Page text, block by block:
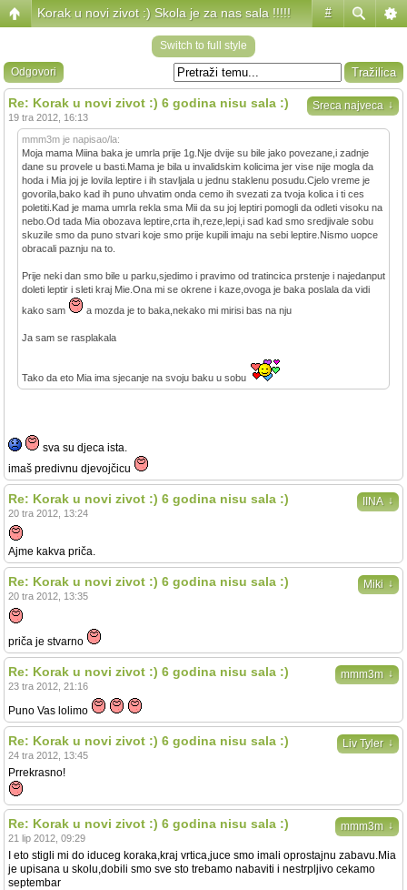
#
Korak u novi zivot :) Skola je za nas sala !!!!!
Switch to full style
Odgovori
Sreca najveca ↓
Re: Korak u novi zivot :) 6 godina nisu sala :)
19 tra 2012, 16:13
mmm3m je napisao/la:
Moja mama Miina baka je umrla prije 1g.Nje dvije su bile jako povezane,i zadnje
dane su provele u basti.Mama je bila u invalidskim kolicima jer vise nije mogla da
hoda i Mia joj je lovila leptire i ih stavljala u jednu staklenu posudu.Cjelo vreme je
govorila,bako kad ih puno uhvatim onda cemo ih svezati za tvoja kolica i ti ces
poletiti.Kad je mama umrla rekla sma Mii da su joj leptiri pomogli da odleti visoku na
nebo.Od tada Mia obozava leptire,crta ih,reze,lepi,i sad kad smo sredjivale sobu
skuzile smo da puno stvari koje smo prije kupili imaju na sebi leptire.Nismo uopce
obracali paznju na to.
Prije neki dan smo bile u parku,sjedimo i pravimo od tratincica prstenje i najedanput
doleti leptir i sleti kraj Mie.Ona mi se okrene i kaze,ovoga je baka poslala da vidi
kako sam
a mozda je to baka,nekako mi mirisi bas na nju
Ja sam se rasplakala
Tako da eto Mia ima sjecanje na svoju baku u sobu
sva su djeca ista.
imaš predivnu djevojčicu
IINA ↓
Re: Korak u novi zivot :) 6 godina nisu sala :)
20 tra 2012, 13:24
Ajme kakva priča.
Miki ↓
Re: Korak u novi zivot :) 6 godina nisu sala :)
20 tra 2012, 13:35
priča je stvarno
mmm3m ↓
Re: Korak u novi zivot :) 6 godina nisu sala :)
23 tra 2012, 21:16
Puno Vas lolimo
Liv Tyler ↓
Re: Korak u novi zivot :) 6 godina nisu sala :)
24 tra 2012, 13:45
Prrekrasno!
mmm3m ↓
Re: Korak u novi zivot :) 6 godina nisu sala :)
21 lip 2012, 09:29
I eto stigli mi do iduceg koraka,kraj vrtica,juce smo imali oprostajnu zabavu.Mia
je upisana u skolu,dobili smo sve sto trebamo nabaviti i nestrpljivo cekamo
septembar